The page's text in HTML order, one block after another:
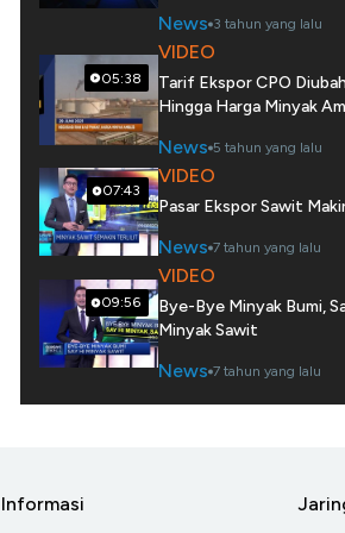
News 3 tahun yang lalu
05:38
VIDEO
Tarif Ekspor CPO
Hingga Harga Minyak
News 5 tahun yang lalu
07:43
VIDEO
Pasar Ekspor Sawit
News 7 tahun yang lalu
09:56
VIDEO
Bye-Bye Minyak Bumi,
Minyak Sawit
News 7 tahun yang lalu
Informasi